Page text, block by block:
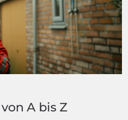
A bis Z